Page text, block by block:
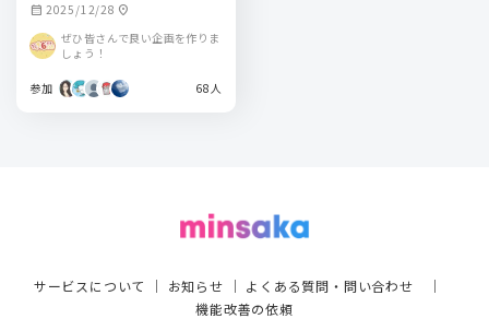
calendar_month 2025/12/28 location_on
ぜひ皆さんで良い企画を作りま
しょう！
参加 68人
サービスについて ｜ お知らせ ｜ よくある質問・問い合わせ ｜
機能改善の依頼